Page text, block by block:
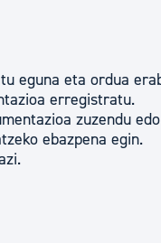
eguna eta ordua
erregistratu.
zuzendu
ebazpena egin.